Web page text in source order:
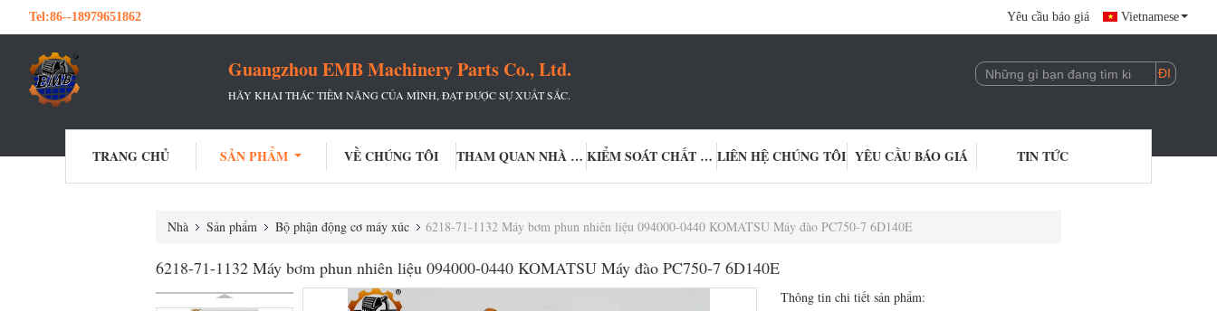
Tel:86--18979651862 Yêu cầu báo giá Vietnamese
Guangzhou EMB Machinery Parts Co., Ltd.
HÃY KHAI THÁC TIỀM NĂNG CỦA MÌNH, ĐẠT ĐƯỢC SỰ XUẤT SẮC.
TRANG CHỦ SẢN PHẨM VỀ CHÚNG TÔI THAM QUAN NHÀ MÁY KIỂM SOÁT CHẤT LƯỢNG LIÊN HỆ CHÚNG TÔI YÊU CẦU BÁO GIÁ TIN TỨC
Nhà Sản phẩm Bộ phận động cơ máy xúc 6218-71-1132 Máy bơm phun nhiên liệu 094000-0440 KOMATSU Máy đào PC750-7 6D140E
6218-71-1132 Máy bơm phun nhiên liệu 094000-0440 KOMATSU Máy đào PC750-7 6D140E
Thông tin chi tiết sản phẩm: